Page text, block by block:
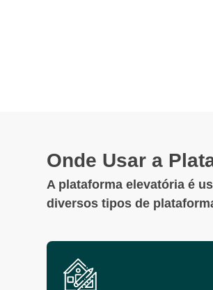
Onde Usar a
A plataforma elevatória é
diversos tipos de